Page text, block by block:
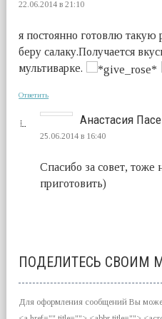
22.06.2014 в 21:10
я постоянно готовлю
беру салаку.Получается
мультиварке.
Ответить
Анастасия
25.06.2014 в 16:40
Спасибо за совет, тоже
приготовить)
ПОДЕЛИТЕСЬ СВОИМ
Для оформления сообщений Вы